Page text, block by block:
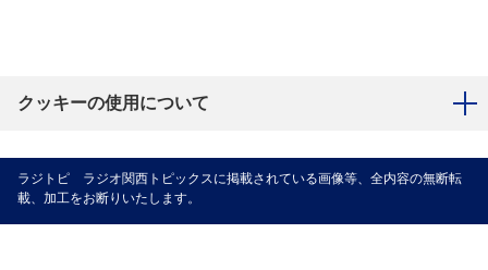
クッキーの使用について
ラジトピ ラジオ関西トピックスに掲載されている画像等、全内容の無断転
載、加工をお断りいたします。